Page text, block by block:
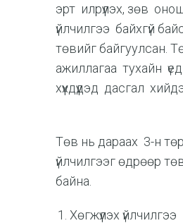
эрт илрүүлэх, зөв
үйлчилгээ байхгүй
төвийг байгуулсан.
ажиллагаа тухайн
хүүхдүүдэд дасгал
Төв нь дараах 3-н
үйлчилгээг өдрөөр төв
байна.
Хөгжүүлэх үйлчилгээ